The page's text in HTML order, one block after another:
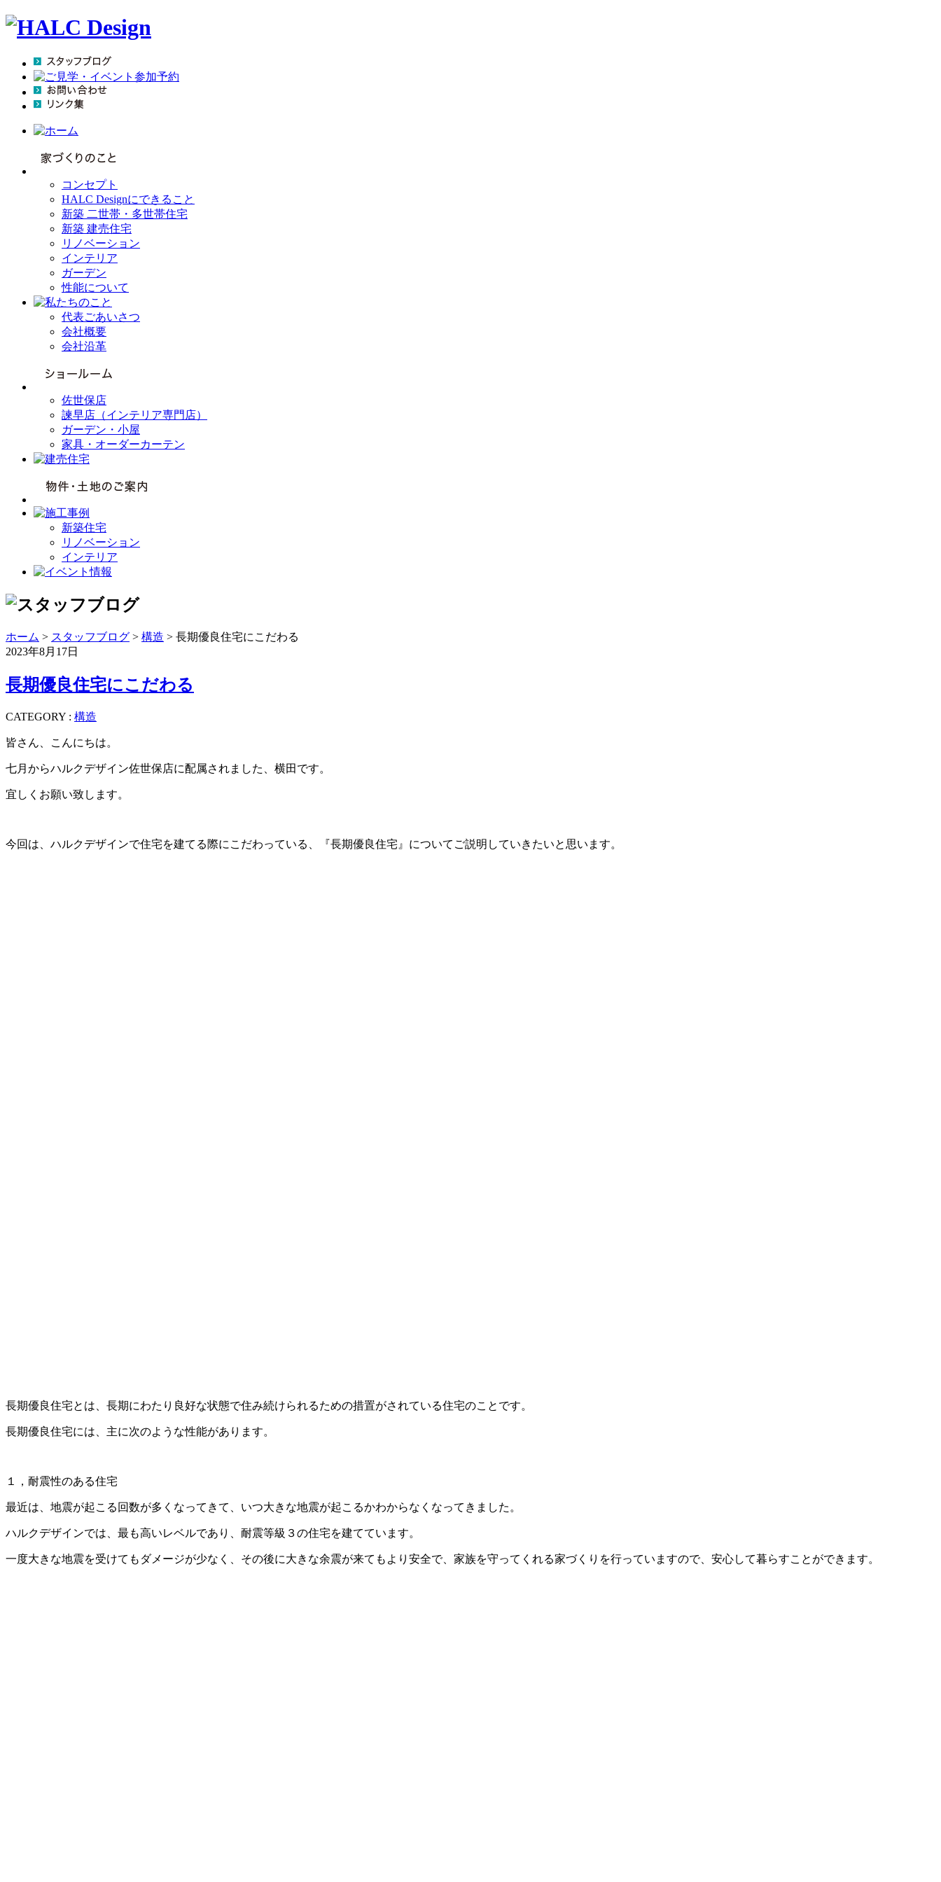
コンセプト
HALC Designにできること
新築 二世帯・多世帯住宅
新築 建売住宅
リノベーション
インテリア
ガーデン
性能について
代表ごあいさつ
会社概要
会社沿革
佐世保店
諫早店（インテリア専門店）
ガーデン・小屋
家具・オーダーカーテン
新築住宅
リノベーション
インテリア
ホーム > スタッフブログ > 構造 > 長期優良住宅にこだわる
2023年8月17日
長期優良住宅にこだわる
CATEGORY : 構造
皆さん、こんにちは。
七月からハルクデザイン佐世保店に配属されました、横田です。
宜しくお願い致します。
今回は、ハルクデザインで住宅を建てる際にこだわっている、『長期優良住宅』についてご説明していきたいと思います。
長期優良住宅とは、長期にわたり良好な状態で住み続けられるための措置がされている住宅のことです。
長期優良住宅には、主に次のような性能があります。
１，耐震性のある住宅
最近は、地震が起こる回数が多くなってきて、いつ大きな地震が起こるかわからなくなってきました。
ハルクデザインでは、最も高いレベルであり、耐震等級３の住宅を建てています。
一度大きな地震を受けてもダメージが少なく、その後に大きな余震が来てもより安全で、家族を守ってくれる家づくりを行っていますので、安心して暮らすことができます。